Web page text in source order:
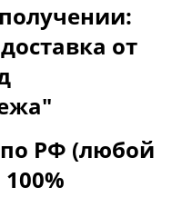
от
РФ (любой